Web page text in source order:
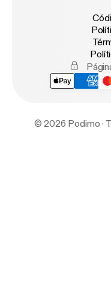
© 2026 Podimo ·